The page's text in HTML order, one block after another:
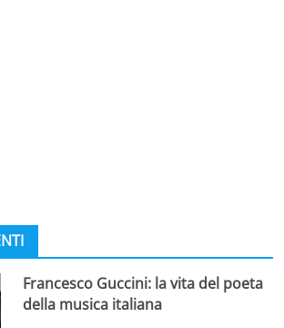
Francesco Guccini: la vita del poeta
della musica italiana